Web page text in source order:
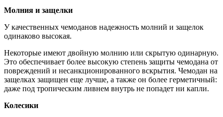
Молния и защелки
У качественных чемоданов надежность молний и защелок
одинаково высокая.
Некоторые имеют двойную молнию или скрытую одинарную.
Это обеспечивает более высокую степень защиты чемодана от
повреждений и несанкционированного вскрытия. Чемодан на
защелках защищен еще лучше, а также он более герметичный:
даже под тропическим ливнем внутрь не попадет ни капли.
Колесики